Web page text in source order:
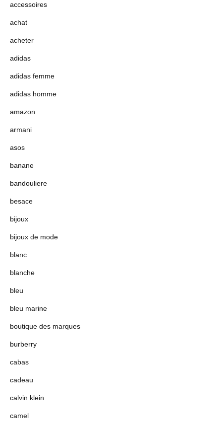
accessoires
achat
acheter
adidas
adidas femme
adidas homme
amazon
armani
asos
banane
bandouliere
besace
bijoux
bijoux de mode
blanc
blanche
bleu
bleu marine
boutique des marques
burberry
cabas
cadeau
calvin klein
camel